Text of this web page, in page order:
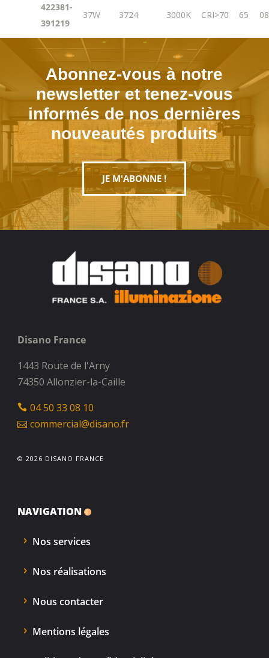
422381-
391219
37W 3724 3000K CRI>70 65 08
Abonnez-vous à notre
newsletter et tenez-vous
informés de nos dernières
nouveautés produits
JE M'ABONNE !
Disano France
1443 Route de l'Arny
74350 Allonzier-la-Caille
04 50 33 08 10
commercial@disano.fr
© 2026 DISANO FRANCE
NAVIGATION
Nos services
Nos réalisations
Nous contacter
Mentions légales